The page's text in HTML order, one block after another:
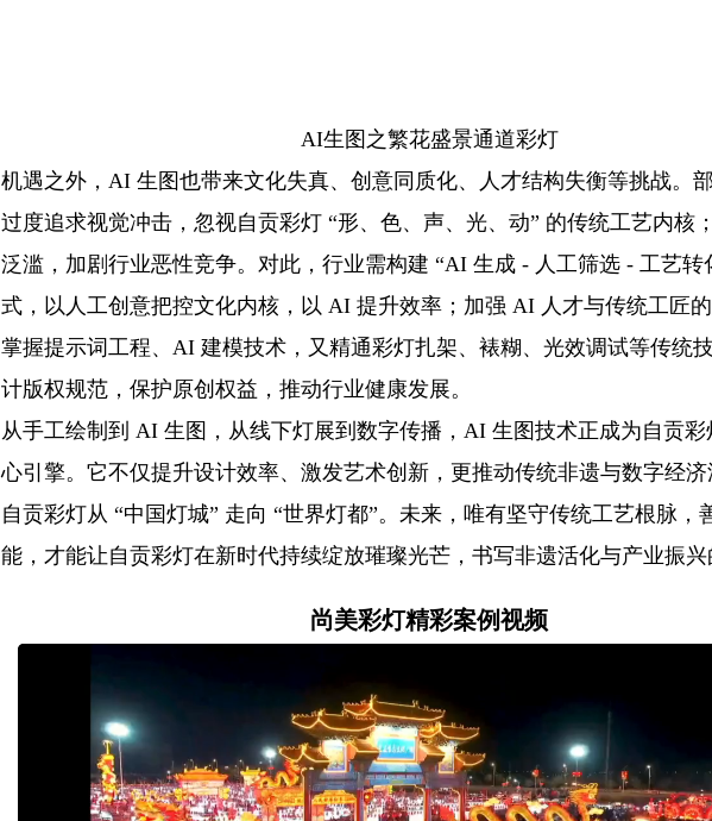
AI生图之繁花盛景通道彩灯
机遇之外，AI 生图也带来文化失真、创意同质化、人才结构失衡等挑战。
过度追求视觉冲击，忽视自贡彩灯 “形、色、声、光、动” 的传统工艺内核
泛滥，加剧行业恶性竞争。对此，行业需构建 “AI 生成 - 人工筛选 - 工艺转
式，以人工创意把控文化内核，以 AI 提升效率；加强 AI 人才与传统工匠
掌握提示词工程、AI 建模技术，又精通彩灯扎架、裱糊、光效调试等传统
计版权规范，保护原创权益，推动行业健康发展。
从手工绘制到 AI 生图，从线下灯展到数字传播，AI 生图技术正成为自贡
心引擎。它不仅提升设计效率、激发艺术创新，更推动传统非遗与数字经
自贡彩灯从 “中国灯城” 走向 “世界灯都”。未来，唯有坚守传统工艺根脉，
能，才能让自贡彩灯在新时代持续绽放璀璨光芒，书写非遗活化与产业振兴
尚美彩灯精彩案例视频